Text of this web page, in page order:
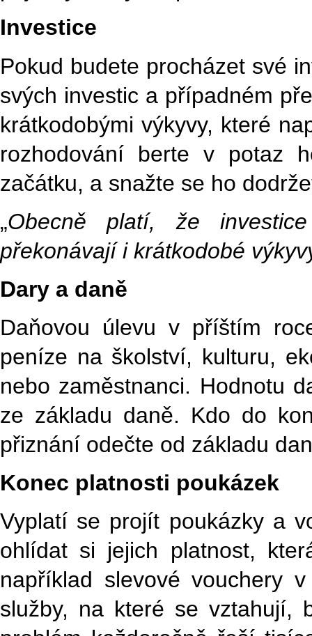
Investice
Pokud budete procházet své
svých investic a případném
krátkodobými výkyvy, které
rozhodování berte v potaz
začátku, a snažte se ho
„Obecně platí, že
překonávají i krátkodobé
Dary a daně
Daňovou úlevu v příštím
peníze na školství, kulturu,
nebo zaměstnanci. Hodnotu
ze základu daně. Kdo do
přiznání odečte od základu
Konec platnosti poukázek
Vyplatí se projít poukázky a
ohlídat si jejich platnost,
například slevové vouchery
služby, na které se vztahují,